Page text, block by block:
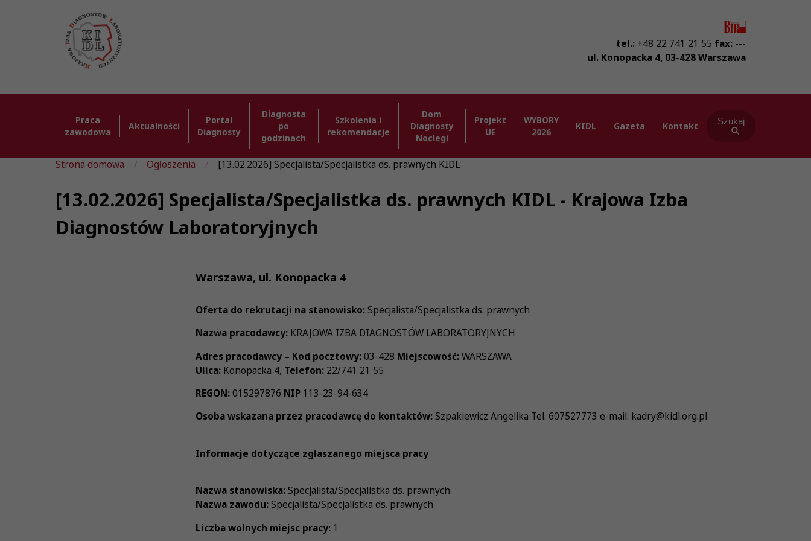
tel.: +48 22 741 21 55 fax: ---
ul. Konopacka 4, 03-428Warszawa
Praca
zawodowa
Aktualności
Portal
Diagnosty
Diagnosta
po
godzinach
Szkolenia i
rekomendacje
Dom
Diagnosty
Noclegi
Projekt
UE
WYBORY
2026
KIDL Gazeta Kontakt Szukaj
Strona domowa Ogłoszenia [13.02.2026] Specjalista/Specjalistka ds. prawnych KIDL
[13.02.2026] Specjalista/Specjalistka ds. prawnych KIDL - Krajowa Izba
Diagnostów Laboratoryjnych
Warszawa, ul. Konopacka 4
Oferta do rekrutacji na stanowisko:Specjalista/Specjalistka ds. prawnych
Nazwa pracodawcy:KRAJOWA IZBA DIAGNOSTÓW LABORATORYJNYCH
Adres pracodawcy – Kod pocztowy:03-428 Miejscowość:WARSZAWA
Ulica: Konopacka 4, Telefon: 22/741 21 55
REGON:015297876 NIP113-23-94-634
Osoba wskazana przez pracodawcę do kontaktów:Szpakiewicz Angelika Tel. 607527773 e-mail: kadry@kidl.org.pl
Informacje dotyczące zgłaszanego miejsca pracy
Nazwa stanowiska:Specjalista/Specjalistka ds. prawnych
Nazwa zawodu:Specjalista/Specjalistka ds. prawnych
Liczba wolnych miejsc pracy:1